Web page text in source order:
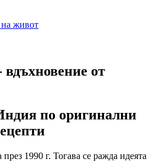
живот
от
по оригинални
1990 г. Тогава се ражда идеята